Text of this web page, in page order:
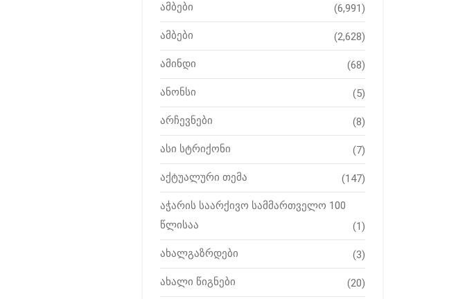
ამბები (6,991)
ამბები (2,628)
ამინდი (68)
ანონსი (5)
არჩევნები (8)
ასი სტრიქონი (7)
აქტუალური თემა (147)
აჭარის საარქივო სამმართველო 100
წლისაა
(1)
ახალგაზრდები (3)
ახალი წიგნები (20)